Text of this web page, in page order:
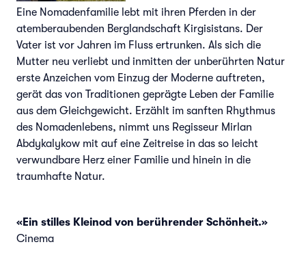
Eine Nomadenfamilie lebt mit ihren Pferden in der
atemberaubenden Berglandschaft Kirgisistans. Der
Vater ist vor Jahren im Fluss ertrunken. Als sich die
Mutter neu verliebt und inmitten der unberührten Natur
erste Anzeichen vom Einzug der Moderne auftreten,
gerät das von Traditionen geprägte Leben der Familie
aus dem Gleichgewicht. Erzählt im sanften Rhythmus
des Nomadenlebens, nimmt uns Regisseur Mirlan
Abdykalykow mit auf eine Zeitreise in das so leicht
verwundbare Herz einer Familie und hinein in die
traumhafte Natur.
«Ein stilles Kleinod von berührender Schönheit.»
Cinema